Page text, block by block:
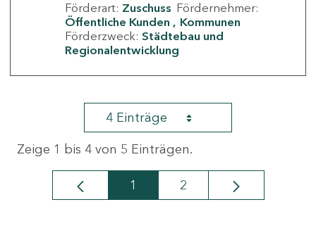
Förderart: Zuschuss Fördernehmer:
Öffentliche Kunden
Kommunen
Förderzweck: Städtebau und
Regionalentwicklung
4 Einträge
Zeige 1 bis 4 von 5 Einträgen.
Seite
1 Seite
2